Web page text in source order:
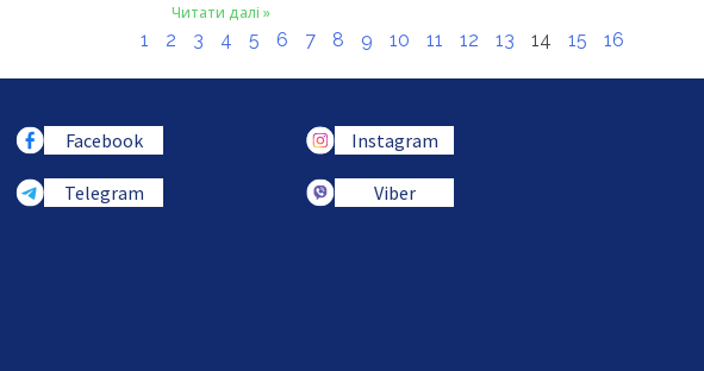
Читати далі »
1 2 3 4 5 6 7 8 9 10 11 12 13 14 15 16
Facebook
Telegram
Instagram
Viber